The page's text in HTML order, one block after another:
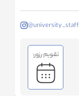
@university_staff
تقویم رزور: